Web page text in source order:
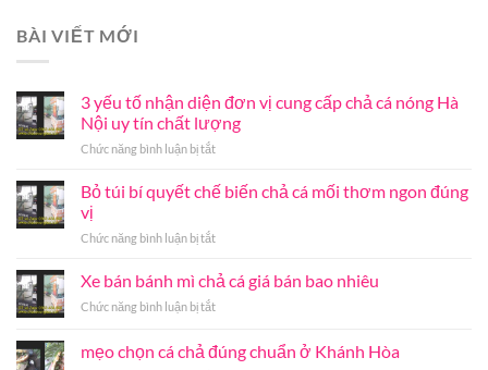
BÀI VIẾT MỚI
3 yếu tố nhận diện đơn vị cung cấp chả cá nóng Hà
Nội uy tín chất lượng
Chức năng bình luận bị tắtở
yếu
diện
vị
cấp
cá
Bỏ túi bí quyết chế biến chả cá mối thơm ngon đúng
vị
Chức năng bình luận bị tắtở
túi
quyết
biến
Xe bán bánh mì chả cá giá bán bao nhiêu
Chức năng bình luận bị tắtở
bán
bánh
mẹo chọn cá chả đúng chuẩn ở Khánh Hòa